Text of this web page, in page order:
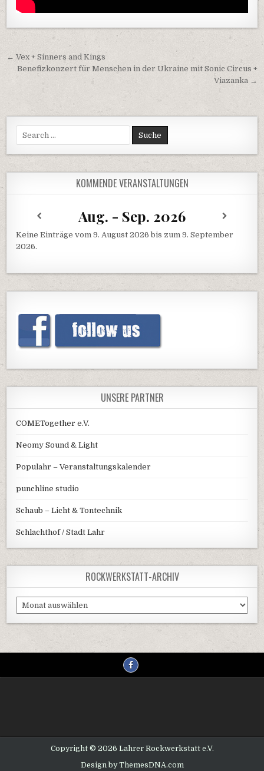
Beitragsnavigation
← Vex + Sinners and Kings
Benefizkonzert für Menschen in der Ukraine mit Sonic Circus +
Viazanka →
Search
for:
KOMMENDE VERANSTALTUNGEN
Aug. - Sep. 2026
Keine Einträge vom 9. August 2026 bis zum 9. September
2026.
UNSERE PARTNER
COMETogether e.V.
Neomy Sound & Light
Populahr – Veranstaltungskalender
punchline studio
Schaub – Licht & Tontechnik
Schlachthof / Stadt Lahr
ROCKWERKSTATT-ARCHIV
Rockwerkstatt-
Archiv
Copyright © 2026 Lahrer Rockwerkstatt e.V.
Design by ThemesDNA.com